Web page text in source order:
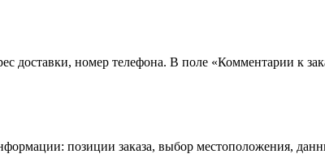
доставки, номер телефона. В поле «Комментарии к
позиции заказа, выбор местоположения,